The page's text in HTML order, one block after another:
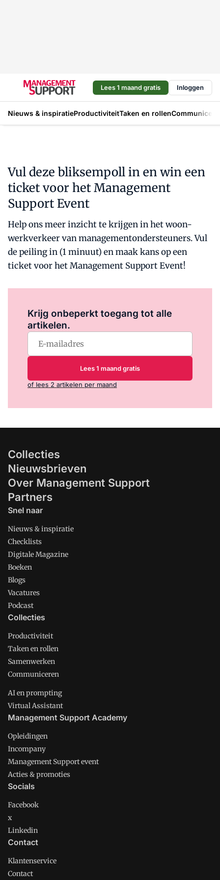
Lees 1 maand gratis Inloggen
Nieuws & inspiratieProductiviteitTaken en rollen
Vul deze bliksempoll in en win een
ticket voor het Management
Support Event
Help ons meer inzicht te krijgen in het woon-
werkverkeer van managementondersteuners. Vul
de peiling in (1 minuut) en maak kans op een
ticket voor het Management Support Event!
Krijg onbeperkt toegang tot alle
artikelen.
Lees 1 maand gratis
of lees 2 artikelen per maand
Collecties
Nieuwsbrieven
Over Management Support
Partners
Snel naar
Nieuws & inspiratie
Checklists
Digitale Magazine
Boeken
Blogs
Vacatures
Podcast
Collecties
Productiviteit
Taken en rollen
Samenwerken
Communiceren
AI en prompting
Virtual Assistant
Management Support Academy
Opleidingen
Incompany
Management Support event
Acties & promoties
Socials
Facebook
x
Linkedin
Contact
Klantenservice
Contact